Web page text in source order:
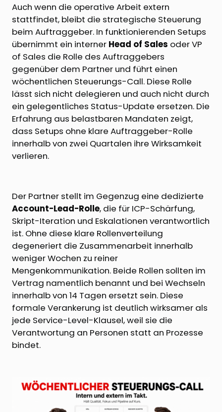
Auch wenn die operative Arbeit extern
stattfindet, bleibt die strategische Steuerung
beim Auftraggeber. In funktionierenden Setups
übernimmt ein interner Head of Sales oder VP
of Sales die Rolle des Auftraggebers
gegenüber dem Partner und führt einen
wöchentlichen Steuerungs-Call. Diese Rolle
lässt sich nicht delegieren und auch nicht durch
ein gelegentliches Status-Update ersetzen. Die
Erfahrung aus belastbaren Mandaten zeigt,
dass Setups ohne klare Auftraggeber-Rolle
innerhalb von zwei Quartalen ihre Wirksamkeit
verlieren.
Der Partner stellt im Gegenzug eine dedizierte
Account-Lead-Rolle, die für ICP-Schärfung,
Skript-Iteration und Eskalationen verantwortlich
ist. Ohne diese klare Rollenverteilung
degeneriert die Zusammenarbeit innerhalb
weniger Wochen zu reiner
Mengenkommunikation. Beide Rollen sollten im
Vertrag namentlich benannt und bei Wechseln
innerhalb von 14 Tagen ersetzt sein. Diese
formale Verankerung ist deutlich wirksamer als
jede Service-Level-Klausel, weil sie die
Verantwortung an Personen statt an Prozesse
bindet.